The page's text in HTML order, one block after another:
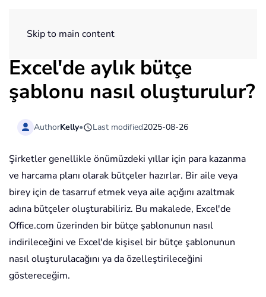
Skip to main content
Excel'de aylık bütçe
şablonu nasıl oluşturulur?
AuthorKelly• Last modified2025-08-26
Şirketler genellikle önümüzdeki yıllar için para kazanma
ve harcama planı olarak bütçeler hazırlar. Bir aile veya
birey için de tasarruf etmek veya aile açığını azaltmak
adına bütçeler oluşturabiliriz. Bu makalede, Excel'de
Office.com üzerinden bir bütçe şablonunun nasıl
indirileceğini ve Excel'de kişisel bir bütçe şablonunun
nasıl oluşturulacağını ya da özelleştirileceğini
göstereceğim.